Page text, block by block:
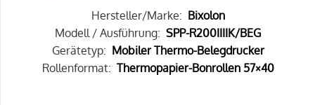
Hersteller/Marke: Bixolon
Modell / Ausführung: SPP-R200IIIIK/BEG
Gerätetyp: Mobiler Thermo-Belegdrucker
Rollenformat: Thermopapier-Bonrollen 57×40